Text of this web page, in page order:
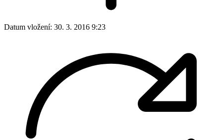
Datum vložení: 30. 3. 2016 9:23